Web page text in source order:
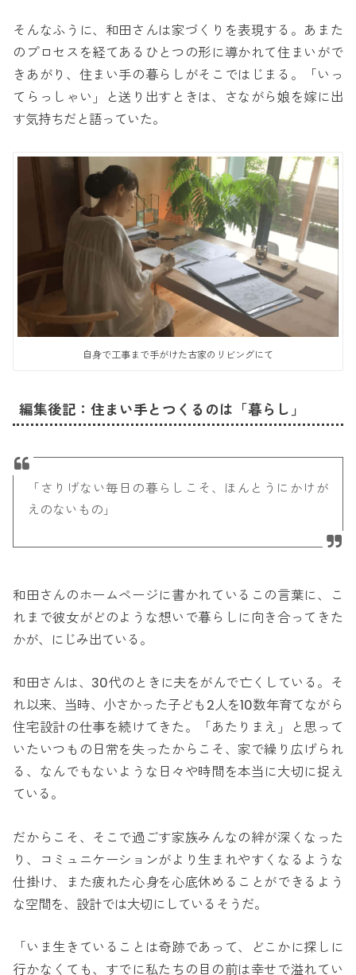
そんなふうに、和田さんは家づくりを表現する。あまた
のプロセスを経てあるひとつの形に導かれて住まいがで
きあがり、住まい手の暮らしがそこではじまる。「いっ
てらっしゃい」と送り出すときは、さながら娘を嫁に出
す気持ちだと語っていた。
自身で工事まで手がけた古家のリビングにて
編集後記：住まい手とつくるのは「暮らし」
「さりげない毎日の暮らしこそ、ほんとうにかけが
えのないもの」
和田さんのホームページに書かれているこの言葉に、こ
れまで彼女がどのような想いで暮らしに向き合ってきた
かが、にじみ出ている。
和田さんは、30代のときに夫をがんで亡くしている。そ
れ以来、当時、小さかった子ども2人を10数年育てながら
住宅設計の仕事を続けてきた。「あたりまえ」と思って
いたいつもの日常を失ったからこそ、家で繰り広げられ
る、なんでもないような日々や時間を本当に大切に捉え
ている。
だからこそ、そこで過ごす家族みんなの絆が深くなった
り、コミュニケーションがより生まれやすくなるような
仕掛け、また疲れた心身を心底休めることができるよう
な空間を、設計では大切にしているそうだ。
「いま生きていることは奇跡であって、どこかに探しに
行かなくても、すでに私たちの目の前は幸せで溢れてい